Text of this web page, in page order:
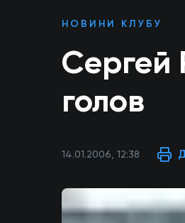
НОВИНИ КЛУБУ
голов
14.01.2006, 12:38